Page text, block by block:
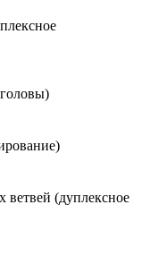
(дуплексное